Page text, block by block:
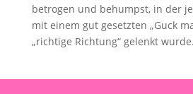
betrogen und behumpst, in der
mit einem gut gesetzten „Guck
„richtige Richtung“ gelenkt